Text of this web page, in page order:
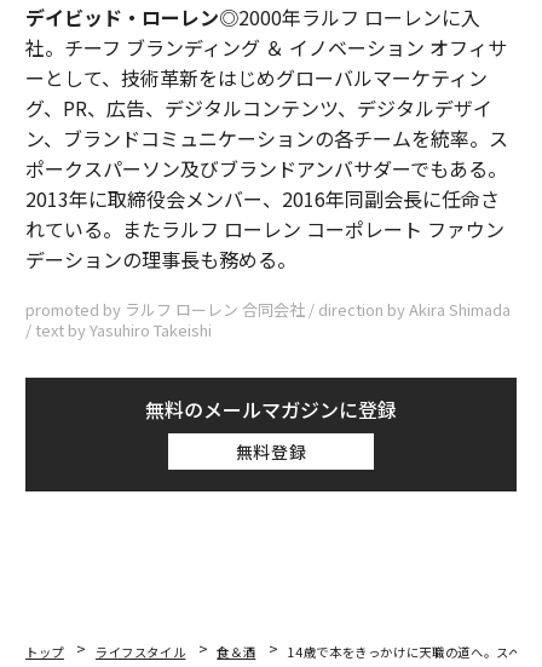
デイビッド・ローレン◎2000年ラルフ ローレンに入
社。チーフ ブランディング ＆ イノベーション オフィサ
ーとして、技術革新をはじめグローバルマーケティン
グ、PR、広告、デジタルコンテンツ、デジタルデザイ
ン、ブランドコミュニケーションの各チームを統率。ス
ポークスパーソン及びブランドアンバサダーでもある。
2013年に取締役会メンバー、2016年同副会長に任命さ
れている。またラルフ ローレン コーポレート ファウン
デーションの理事長も務める。
promoted by ラルフ ローレン 合同会社 / direction by Akira Shimada
/ text by Yasuhiro Takeishi
無料のメールマガジンに登録
無料登録
トップ ライフスタイル 食＆酒
14歳で本をきっかけに天職の道へ。スペイ